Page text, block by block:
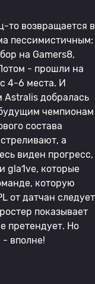
то возвращается в
пессимистичным:
на Gamers8,
- прошли на
с 4-6 места. И
Astralis добралась
чемпионам
состава
а
виден прогресс,
gla1ve, которые
которую
от датчан следует
показывает
претендует. Но
- вполне!